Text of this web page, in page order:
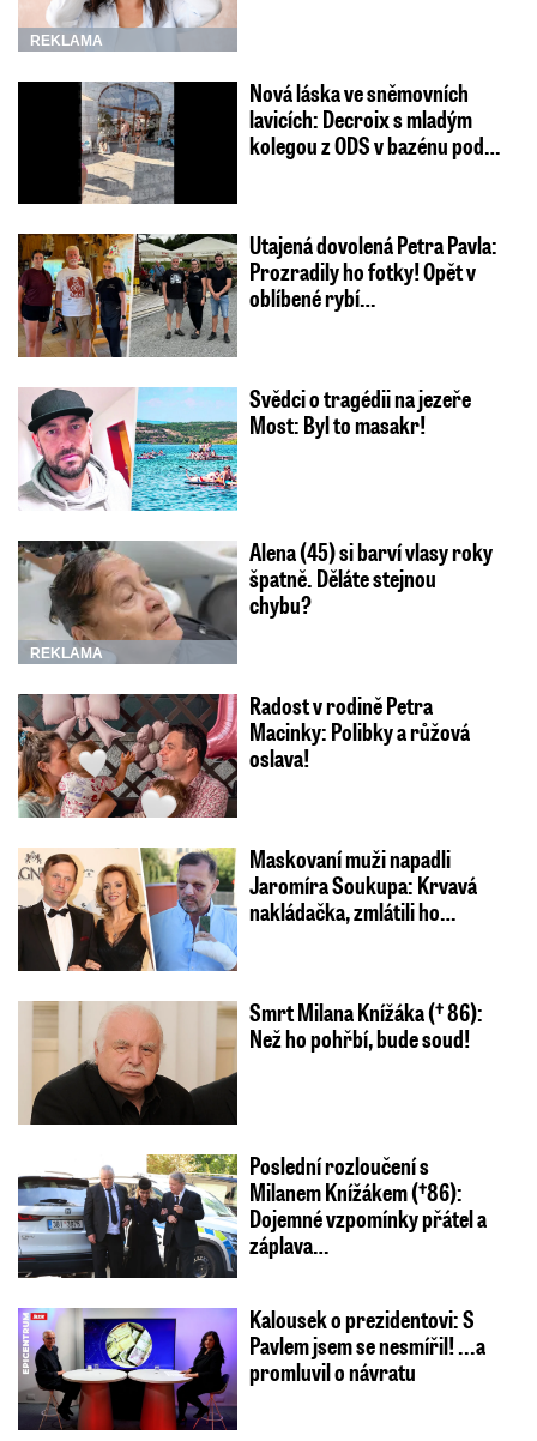
REKLAMA
Nová láska ve sněmovních
lavicích: Decroix s mladým
kolegou z ODS v bazénu pod…
Utajená dovolená Petra Pavla:
Prozradily ho fotky! Opět v
oblíbené rybí…
Svědci o tragédii na jezeře
Most: Byl to masakr!
REKLAMA
Alena (45) si barví vlasy roky
špatně. Děláte stejnou
chybu?
Radost v rodině Petra
Macinky: Polibky a růžová
oslava!
Maskovaní muži napadli
Jaromíra Soukupa: Krvavá
nakládačka, zmlátili ho…
Smrt Milana Knížáka († 86):
Než ho pohřbí, bude soud!
Poslední rozloučení s
Milanem Knížákem (†86):
Dojemné vzpomínky přátel a
záplava…
Kalousek o prezidentovi: S
Pavlem jsem se nesmířil! ...a
promluvil o návratu